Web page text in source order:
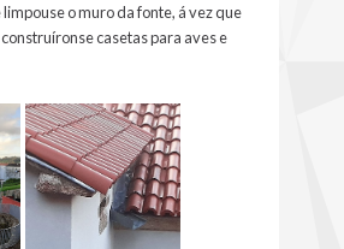
o muro da fonte, á vez que
casetas para aves e